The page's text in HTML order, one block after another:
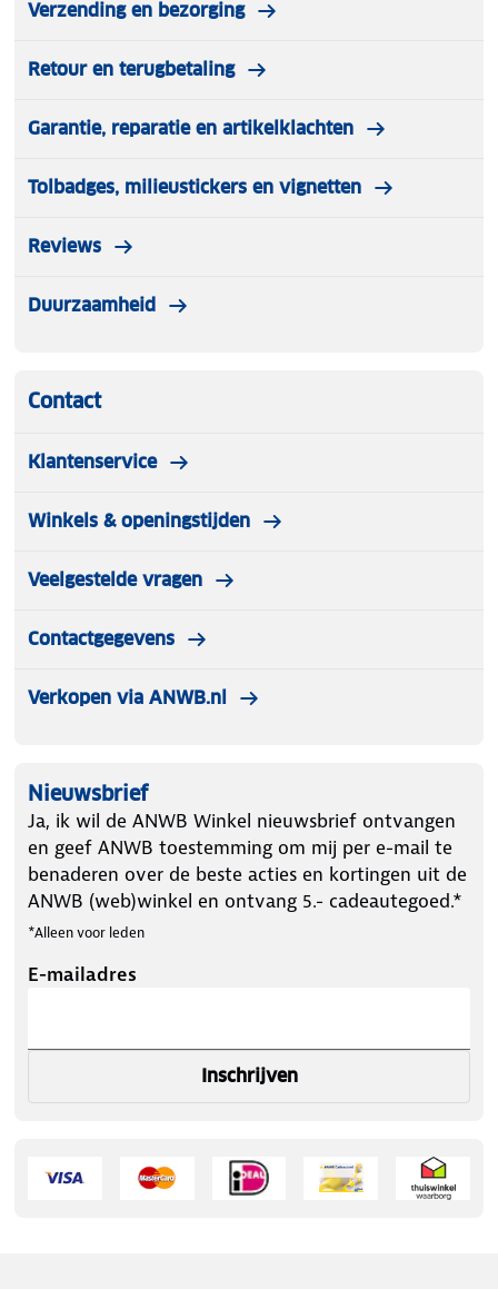
Verzending en bezorging
Retour en terugbetaling
Garantie, reparatie en artikelklachten
Tolbadges, milieustickers en vignetten
Reviews
Duurzaamheid
Contact
Klantenservice
Winkels & openingstijden
Veelgestelde vragen
Contactgegevens
Verkopen via ANWB.nl
Nieuwsbrief
Ja, ik wil de ANWB Winkel nieuwsbrief ontvangen
en geef ANWB toestemming om mij per e-mail te
benaderen over de beste acties en kortingen uit de
ANWB (web)winkel en ontvang 5.- cadeautegoed.*
*Alleen voor leden
E-mailadres
Inschrijven